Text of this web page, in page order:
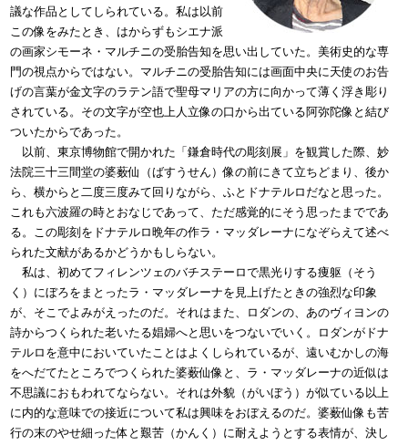
議な作品としてしられている。私は以前
この像をみたとき、はからずもシエナ派
の画家シモーネ・マルチニの受胎告知を思い出していた。美術史的な専
門の視点からではない。マルチニの受胎告知には画面中央に天使のお告
げの言葉が金文字のラテン語で聖母マリアの方に向かって薄く浮き彫り
されている。その文字が空也上人立像の口から出ている阿弥陀像と結び
ついたからであった。
以前、東京博物館で開かれた「鎌倉時代の彫刻展」を観賞した際、妙
法院三十三間堂の婆薮仙（ばすうせん）像の前にきて立ちどまり、後か
ら、横からと二度三度みて回りながら、ふとドナテルロだなと思った。
これも六波羅の時とおなじであって、ただ感覚的にそう思ったまでであ
る。この彫刻をドナテルロ晩年の作ラ・マッダレーナになぞらえて述べ
られた文献があるかどうかもしらない。
私は、初めてフィレンツェのバチステーロで黒光りする痩躯（そう
く）にぼろをまとったラ・マッダレーナを見上げたときの強烈な印象
が、そこでよみがえったのだ。それはまた、ロダンの、あのヴィヨンの
詩からつくられた老いたる娼婦へと思いをつないでいく。ロダンがドナ
テルロを意中においていたことはよくしられているが、遠いむかしの海
をへだてたところでつくられた婆薮仙像と、ラ・マッダレーナの近似は
不思議におもわれてならない。それは外貌（がいぼう）が似ている以上
に内的な意味での接近について私は興味をおぼえるのだ。婆薮仙像も苦
行の末のやせ細った体と艱苦（かんく）に耐えようとする表情が、決し